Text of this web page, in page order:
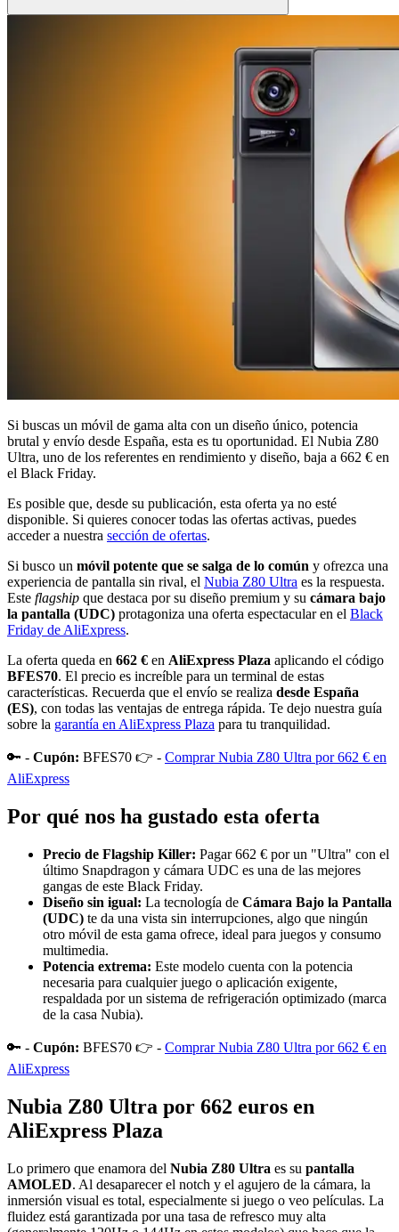
Si buscas un móvil de gama alta con un diseño único, potencia
brutal y envío desde España, esta es tu oportunidad. El Nubia Z80
Ultra, uno de los referentes en rendimiento y diseño, baja a 662 € en
el Black Friday.
Es posible que, desde su publicación, esta oferta ya no esté
disponible. Si quieres conocer todas las ofertas activas, puedes
acceder a nuestra sección de ofertas.
Si busco un móvil potente que se salga de lo común y ofrezca una
experiencia de pantalla sin rival, el Nubia Z80 Ultra es la respuesta.
Este flagship que destaca por su diseño premium y su cámara bajo
la pantalla (UDC) protagoniza una oferta espectacular en el Black
Friday de AliExpress.
La oferta queda en 662 € en AliExpress Plaza aplicando el código
BFES70. El precio es increíble para un terminal de estas
características. Recuerda que el envío se realiza desde España
(ES), con todas las ventajas de entrega rápida. Te dejo nuestra guía
sobre la garantía en AliExpress Plaza para tu tranquilidad.
🔑 - Cupón: BFES70 👉 - Comprar Nubia Z80 Ultra por 662 € en
AliExpress
Por qué nos ha gustado esta oferta
Precio de Flagship Killer: Pagar 662 € por un "Ultra" con el
último Snapdragon y cámara UDC es una de las mejores
gangas de este Black Friday.
Diseño sin igual: La tecnología de Cámara Bajo la Pantalla
(UDC) te da una vista sin interrupciones, algo que ningún
otro móvil de esta gama ofrece, ideal para juegos y consumo
multimedia.
Potencia extrema: Este modelo cuenta con la potencia
necesaria para cualquier juego o aplicación exigente,
respaldada por un sistema de refrigeración optimizado (marca
de la casa Nubia).
🔑 - Cupón: BFES70 👉 - Comprar Nubia Z80 Ultra por 662 € en
AliExpress
Nubia Z80 Ultra por 662 euros en
AliExpress Plaza
Lo primero que enamora del Nubia Z80 Ultra es su pantalla
AMOLED. Al desaparecer el notch y el agujero de la cámara, la
inmersión visual es total, especialmente si juego o veo películas. La
fluidez está garantizada por una tasa de refresco muy alta